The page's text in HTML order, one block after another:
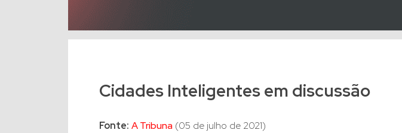
Cidades Inteligentes em discussão
Fonte: A Tribuna (05 de julho de 2021)